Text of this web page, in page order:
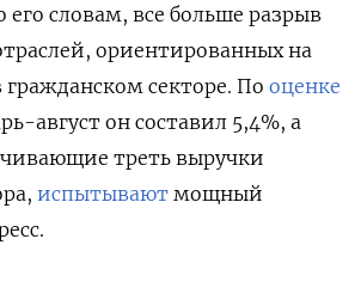
его словам, все больше разрыв
ориентированных на
секторе. По оценке
август он составил 5,4%, а
треть выручки
испытывают мощный